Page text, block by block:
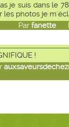
je suis dans le
les photos je
Par fanette le
!